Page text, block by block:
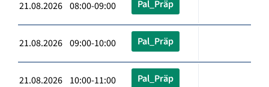
21.08.2026 08:00-09:00 Pal_Präp
21.08.2026 09:00-10:00 Pal_Präp
21.08.2026 10:00-11:00 Pal_Präp